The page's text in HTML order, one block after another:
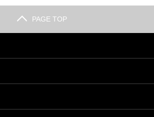
PAGE TOP